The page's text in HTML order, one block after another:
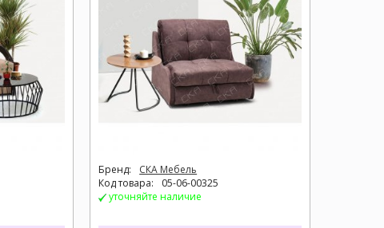
Бренд:
СКА Мебель
Код товара:
05-06-00325
уточняйте наличие